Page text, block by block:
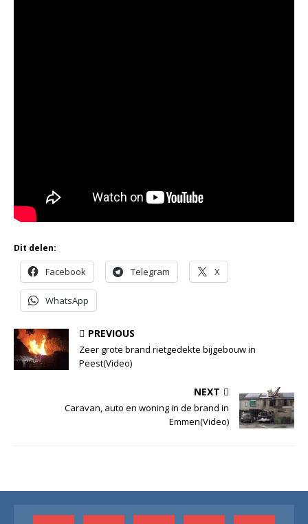
Dit delen:
Facebook Telegram X
WhatsApp
PREVIOUS
Zeer grote brand rietgedekte bijgebouw in
Peest(Video)
NEXT
Caravan, auto en woning in de brand in
Emmen(Video)